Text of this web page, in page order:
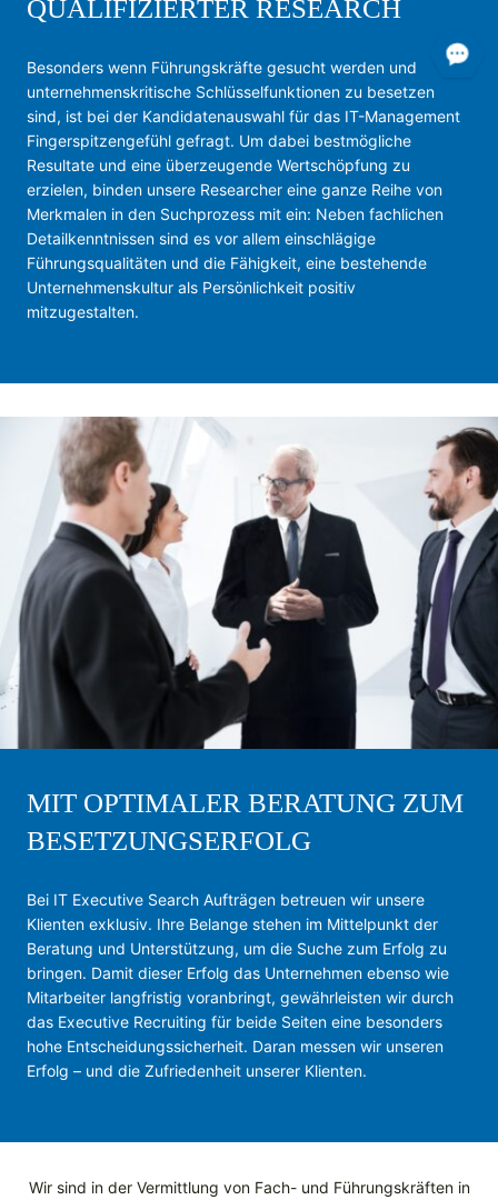
QUALIFIZIERTER RESEARCH
Besonders wenn Führungskräfte gesucht werden und
unternehmenskritische Schlüsselfunktionen zu besetzen
sind, ist bei der Kandidatenauswahl für das IT-Management
Fingerspitzengefühl gefragt. Um dabei bestmögliche
Resultate und eine überzeugende Wertschöpfung zu
erzielen, binden unsere Researcher eine ganze Reihe von
Merkmalen in den Suchprozess mit ein: Neben fachlichen
Detailkenntnissen sind es vor allem einschlägige
Führungsqualitäten und die Fähigkeit, eine bestehende
Unternehmenskultur als Persönlichkeit positiv
mitzugestalten.
MIT OPTIMALER BERATUNG ZUM
BESETZUNGSERFOLG
Bei IT Executive Search Aufträgen betreuen wir unsere
Klienten exklusiv. Ihre Belange stehen im Mittelpunkt der
Beratung und Unterstützung, um die Suche zum Erfolg zu
bringen. Damit dieser Erfolg das Unternehmen ebenso wie
Mitarbeiter langfristig voranbringt, gewährleisten wir durch
das Executive Recruiting für beide Seiten eine besonders
hohe Entscheidungssicherheit. Daran messen wir unseren
Erfolg – und die Zufriedenheit unserer Klienten.
Wir sind in der Vermittlung von Fach- und Führungskräften in